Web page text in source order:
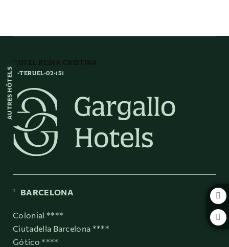
HOTEL REINA CRISTINA
H-TERUEL-02-151
BARCELONA
Colonial ****
Ciutadella Barcelona ****
Gótico ****
AUTRES HÔTELS